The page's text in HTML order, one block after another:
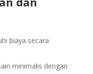
biaya secara
minimalis dengan